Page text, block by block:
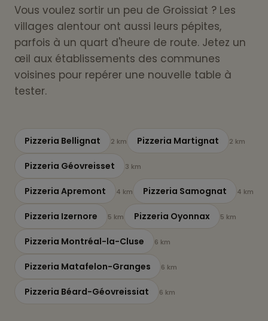
Vous voulez sortir un peu de Groissiat ? Les
villages alentour ont aussi leurs pépites,
parfois à un quart d'heure de route. Jetez un
œil aux établissements des communes
voisines pour repérer une nouvelle table à
tester.
Pizzeria Bellignat 2 km Pizzeria Martignat 2 km
Pizzeria Géovreisset 3 km
Pizzeria Apremont 4 km Pizzeria Samognat 4 km
Pizzeria Izernore 5 km Pizzeria Oyonnax 5 km
Pizzeria Montréal-la-Cluse 6 km
Pizzeria Matafelon-Granges 6 km
Pizzeria Béard-Géovreissiat 6 km